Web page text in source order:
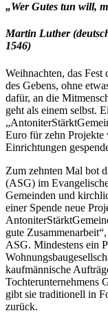
„Wer Gutes tun will,
Martin Luther
1546)
Weihnachten, das
des Gebens, ohne
dafür, an die
geht als einem selbst.
Euro für zehn Projekte
Einrichtungen
Zum zehnten Mal bot
(ASG) im
Gemeinden und
einer Spende neue
gute
ASG. Mindestens ein
kaufmännische
Tochterunternehmens
gibt sie traditionell in
zurück.